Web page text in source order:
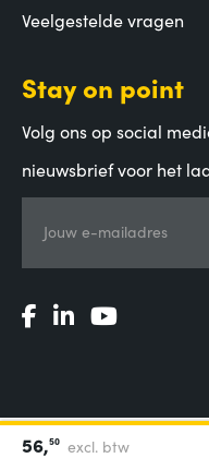
56,50 excl. btw
Veelgestelde vragen
Stay on point
Volg ons op social
nieuwsbrief voor het
Jouw e-mailadres
Algemene voorwaarden